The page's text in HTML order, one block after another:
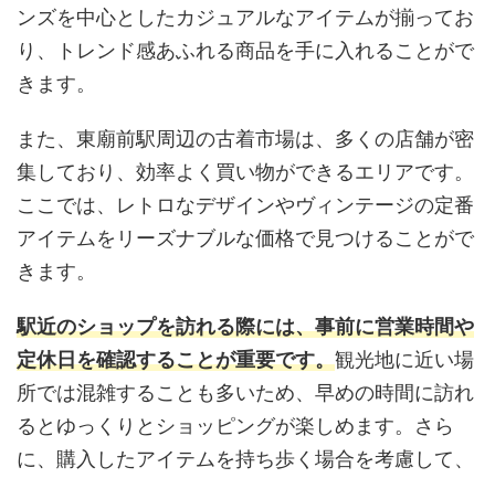
ンズを中心としたカジュアルなアイテムが揃ってお
り、トレンド感あふれる商品を手に入れることがで
きます。
また、東廟前駅周辺の古着市場は、多くの店舗が密
集しており、効率よく買い物ができるエリアです。
ここでは、レトロなデザインやヴィンテージの定番
アイテムをリーズナブルな価格で見つけることがで
きます。
駅近のショップを訪れる際には、事前に営業時間や
定休日を確認することが重要です。観光地に近い場
所では混雑することも多いため、早めの時間に訪れ
るとゆっくりとショッピングが楽しめます。さら
に、購入したアイテムを持ち歩く場合を考慮して、